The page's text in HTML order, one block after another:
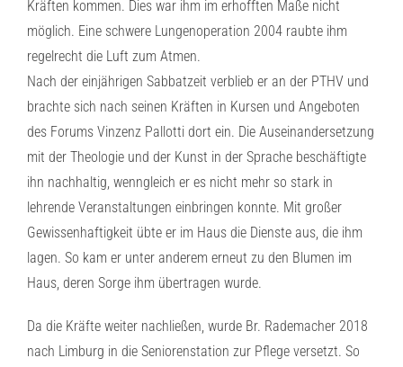
Kräften kommen. Dies war ihm im erhofften Maße nicht
möglich. Eine schwere Lungenoperation 2004 raubte ihm
regelrecht die Luft zum Atmen.
Nach der einjährigen Sabbatzeit verblieb er an der PTHV und
brachte sich nach seinen Kräften in Kursen und Angeboten
des Forums Vinzenz Pallotti dort ein. Die Auseinandersetzung
mit der Theologie und der Kunst in der Sprache beschäftigte
ihn nachhaltig, wenngleich er es nicht mehr so stark in
lehrende Veranstaltungen einbringen konnte. Mit großer
Gewissenhaftigkeit übte er im Haus die Dienste aus, die ihm
lagen. So kam er unter anderem erneut zu den Blumen im
Haus, deren Sorge ihm übertragen wurde.
Da die Kräfte weiter nachließen, wurde Br. Rademacher 2018
nach Limburg in die Seniorenstation zur Pflege versetzt. So